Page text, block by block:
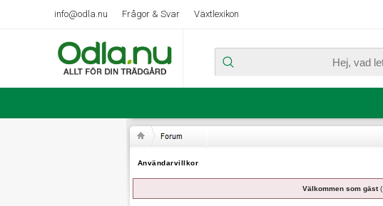
info@odla.nu Frågor & Svar Växtlexikon
Användarvillkor
Välkommen som gäst(